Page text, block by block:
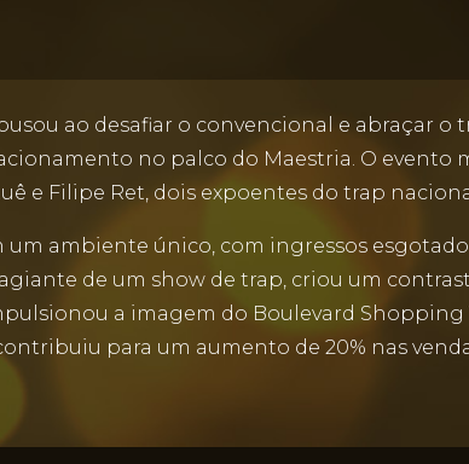
ao desafiar o convencional e abraçar o
no palco do Maestria. O
e Filipe Ret, dois expoentes do trap
ambiente único, com ingressos
de um show de trap, criou um
a imagem do Boulevard
para um aumento de 20% nas